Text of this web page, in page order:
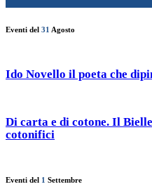
Eventi del 31 Agosto
Ido Novello il poeta che
Di carta e di cotone. Il
cotonifici
Eventi del 1 Settembre